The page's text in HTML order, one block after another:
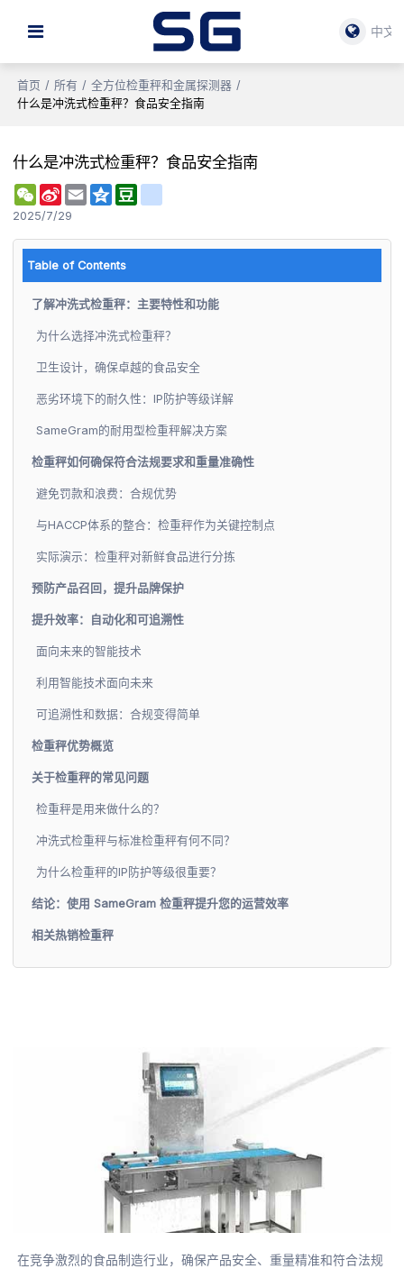
中文
首页 / 所有 / 全方位检重秤和金属探测器 /
什么是冲洗式检重秤？食品安全指南
什么是冲洗式检重秤？食品安全指南
WeChat
Sina
Weibo
Email Qzone
2025/7/29
Table of Contents
了解冲洗式检重秤：主要特性和功能
为什么选择冲洗式检重秤？
卫生设计，确保卓越的食品安全
恶劣环境下的耐久性：IP防护等级详解
SameGram的耐用型检重秤解决方案
检重秤如何确保符合法规要求和重量准确性
避免罚款和浪费：合规优势
与HACCP体系的整合：检重秤作为关键控制点
实际演示：检重秤对新鲜食品进行分拣
预防产品召回，提升品牌保护
提升效率：自动化和可追溯性
面向未来的智能技术
利用智能技术面向未来
可追溯性和数据：合规变得简单
检重秤优势概览
关于检重秤的常见问题
检重秤是用来做什么的？
冲洗式检重秤与标准检重秤有何不同？
为什么检重秤的IP防护等级很重要？
结论：使用 SameGram 检重秤提升您的运营效率
相关热销检重秤
在竞争激烈的食品制造行业，确保产品安全、重量精准和符合法规